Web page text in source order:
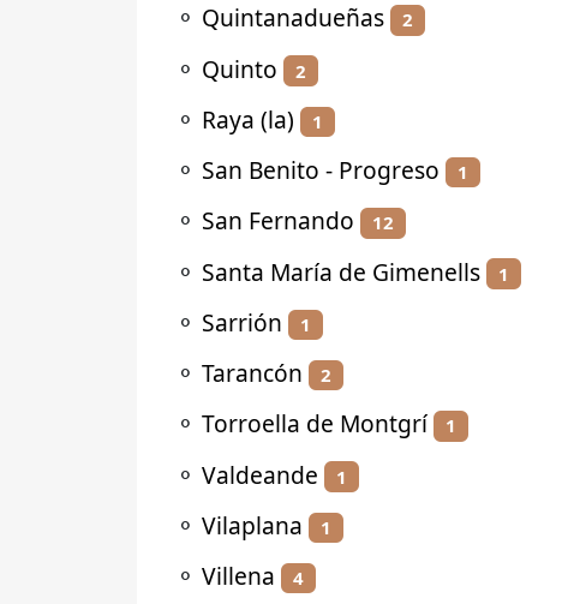
⚬ Quintanadueñas 2
⚬ Quinto 2
⚬ Raya (la) 1
⚬ San Benito - Progreso 1
⚬ San Fernando 12
⚬ Santa María de Gimenells 1
⚬ Sarrión 1
⚬ Tarancón 2
⚬ Torroella de Montgrí 1
⚬ Valdeande 1
⚬ Vilaplana 1
⚬ Villena 4